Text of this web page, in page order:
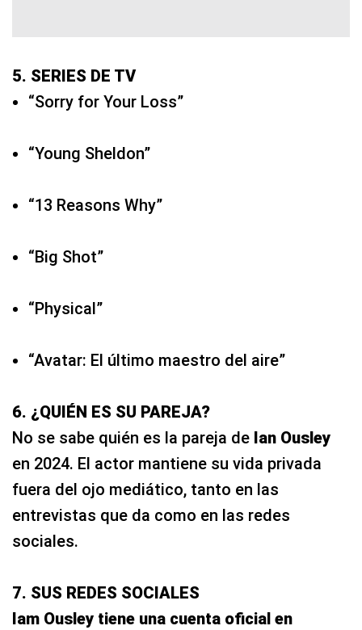
5. SERIES DE TV
“Sorry for Your Loss”
“Young Sheldon”
“13 Reasons Why”
“Big Shot”
“Physical”
“Avatar: El último maestro del aire”
6. ¿QUIÉN ES SU PAREJA?
No se sabe quién es la pareja de Ian Ousley
en 2024. El actor mantiene su vida privada
fuera del ojo mediático, tanto en las
entrevistas que da como en las redes
sociales.
7. SUS REDES SOCIALES
Iam Ousley tiene una cuenta oficial en